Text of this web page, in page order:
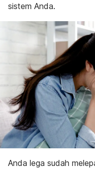
sistem Anda.
Anda lega sudah